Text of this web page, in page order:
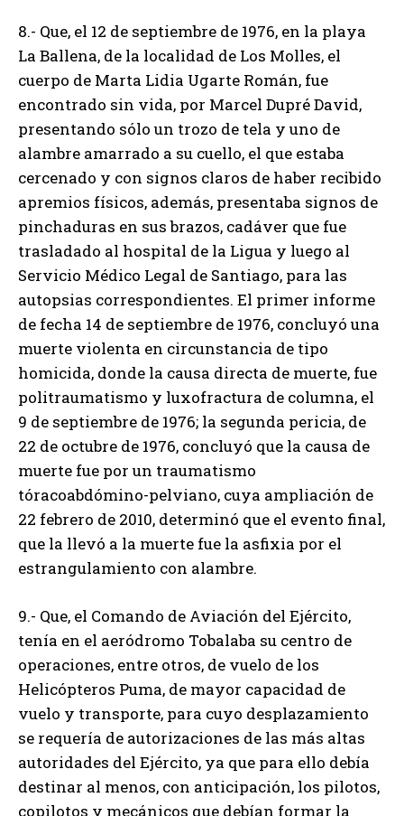
8.- Que, el 12 de septiembre de 1976, en la playa
La Ballena, de la localidad de Los Molles, el
cuerpo de Marta Lidia Ugarte Román, fue
encontrado sin vida, por Marcel Dupré David,
presentando sólo un trozo de tela y uno de
alambre amarrado a su cuello, el que estaba
cercenado y con signos claros de haber recibido
apremios físicos, además, presentaba signos de
pinchaduras en sus brazos, cadáver que fue
trasladado al hospital de la Ligua y luego al
Servicio Médico Legal de Santiago, para las
autopsias correspondientes. El primer informe
de fecha 14 de septiembre de 1976, concluyó una
muerte violenta en circunstancia de tipo
homicida, donde la causa directa de muerte, fue
politraumatismo y luxofractura de columna, el
9 de septiembre de 1976; la segunda pericia, de
22 de octubre de 1976, concluyó que la causa de
muerte fue por un traumatismo
tóracoabdómino-pelviano, cuya ampliación de
22 febrero de 2010, determinó que el evento final,
que la llevó a la muerte fue la asfixia por el
estrangulamiento con alambre.
9.- Que, el Comando de Aviación del Ejército,
tenía en el aeródromo Tobalaba su centro de
operaciones, entre otros, de vuelo de los
Helicópteros Puma, de mayor capacidad de
vuelo y transporte, para cuyo desplazamiento
se requería de autorizaciones de las más altas
autoridades del Ejército, ya que para ello debía
destinar al menos, con anticipación, los pilotos,
copilotos y mecánicos que debían formar la